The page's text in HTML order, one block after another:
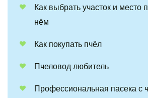
Как выбрать участок и место
нём
Как покупать пчёл
Пчеловод любитель
Профессиональная пасека с